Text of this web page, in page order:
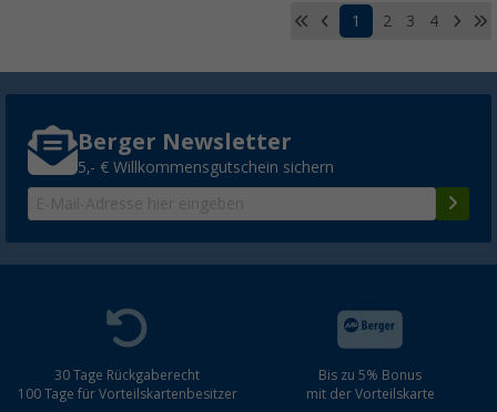
1 2 3 4
Berger Newsletter
5,- € Willkommensgutschein sichern
30 Tage Rückgaberecht
100 Tage für Vorteilskartenbesitzer
Bis zu 5% Bonus
mit der Vorteilskarte